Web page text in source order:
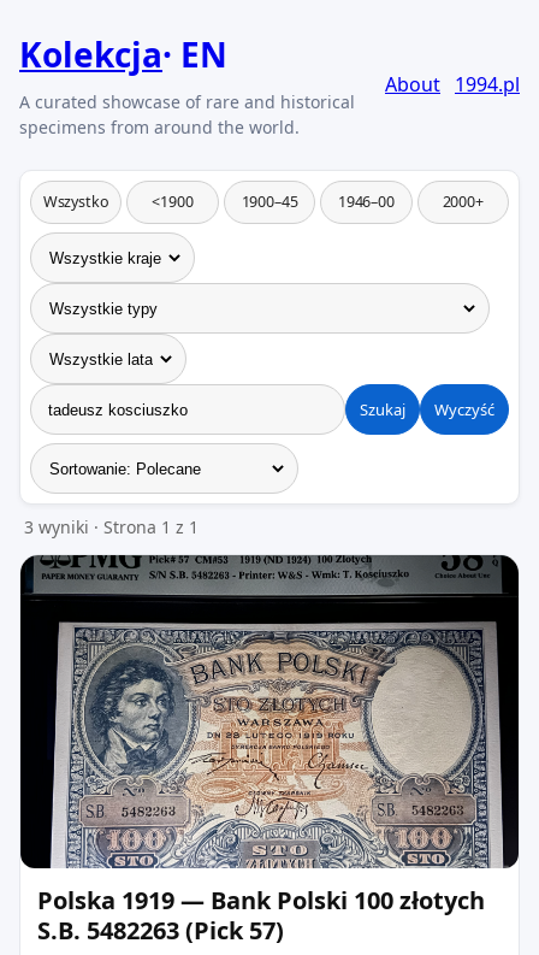
Kolekcja EN
About 1994.pl
Wszystko <1900 1900–45 1946–00 2000+
Szukaj Wyczyść
3 wyniki · Strona 1 z 1
Polska 1919 — Bank Polski 100 złotych
S.B. 5482263 (Pick 57)